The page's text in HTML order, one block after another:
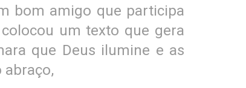
bom amigo que participa
um texto que gera
que Deus ilumine e as